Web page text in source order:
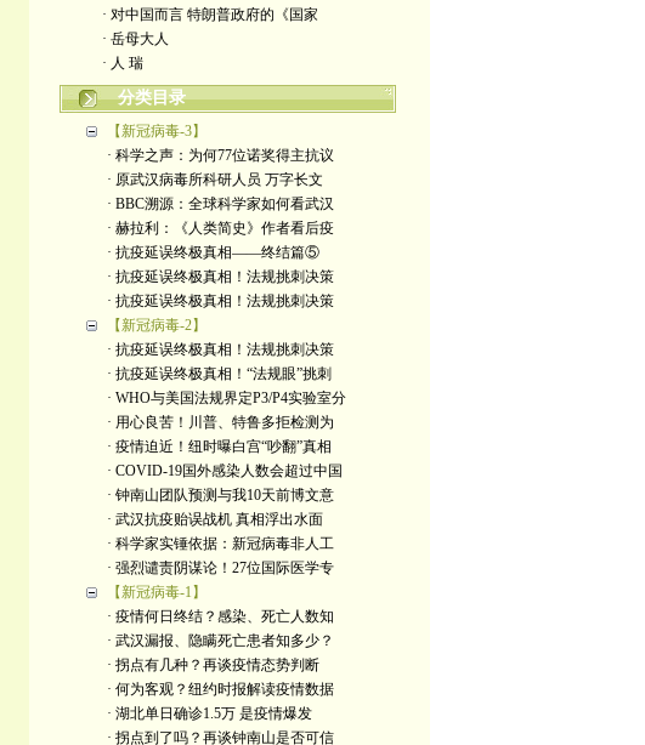
须注明如下版权信息：
· 对中国而言 特朗普政府的《国家
· 岳母大人
· 人 瑞
分类目录
【新冠病毒-3】
· 科学之声：为何77位诺奖得主抗议
· 原武汉病毒所科研人员 万字长文
· BBC溯源：全球科学家如何看武汉
· 赫拉利：《人类简史》作者看后疫
· 抗疫延误终极真相——终结篇⑤
· 抗疫延误终极真相！法规挑刺决策
· 抗疫延误终极真相！法规挑刺决策
【新冠病毒-2】
· 抗疫延误终极真相！法规挑刺决策
· 抗疫延误终极真相！“法规眼”挑刺
· WHO与美国法规界定P3/P4实验室分
· 用心良苦！川普、特鲁多拒检测为
· 疫情迫近！纽时曝白宫“吵翻”真相
· COVID-19国外感染人数会超过中国
· 钟南山团队预测与我10天前博文意
· 武汉抗疫贻误战机 真相浮出水面
· 科学家实锤依据：新冠病毒非人工
· 强烈谴责阴谋论！27位国际医学专
【新冠病毒-1】
· 疫情何日终结？感染、死亡人数知
· 武汉漏报、隐瞒死亡患者知多少？
· 拐点有几种？再谈疫情态势判断
· 何为客观？纽约时报解读疫情数据
· 湖北单日确诊1.5万 是疫情爆发
· 拐点到了吗？再谈钟南山是否可信